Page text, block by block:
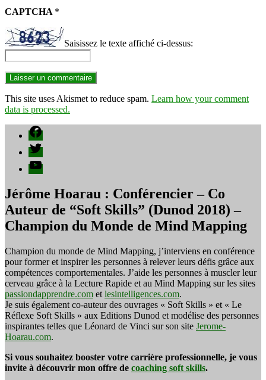
CAPTCHA *
Saisissez le texte affiché ci-dessus:
This site uses Akismet to reduce spam. Learn how your comment
data is processed.
Facebook
Twitter
YouTube
Jérôme Hoarau : Conférencier – Co
Auteur de “Soft Skills” (Dunod 2018) –
Champion du Monde de Mind Mapping
Champion du monde de Mind Mapping, j’interviens en conférence
pour former et inspirer les personnes à relever leurs défis grâce aux
compétences comportementales. J’aide les personnes à muscler leur
cerveau grâce à la Lecture Rapide et au Mind Mapping sur les sites
passiondapprendre.com et lesintelligences.com.
Je suis également co-auteur des ouvrages « Soft Skills » et « Le
Réflexe Soft Skills » aux Editions Dunod et modélise des personnes
inspirantes telles que Léonard de Vinci sur son site Jerome-
Hoarau.com.
Si vous souhaitez booster votre carrière professionnelle, je vous
invite à découvrir mon offre de coaching soft skills.